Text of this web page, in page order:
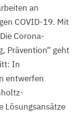
an
COVID-19. Mit
Die Corona-
Prävention“ geht
In
entwerfen
Lösungsansätze